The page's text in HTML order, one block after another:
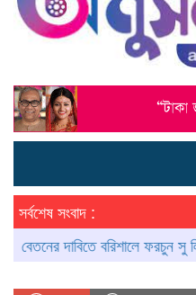
সর্বশেষ সংবাদ :
দাবিতে বরিশালে ফরচুন সু লিঃ